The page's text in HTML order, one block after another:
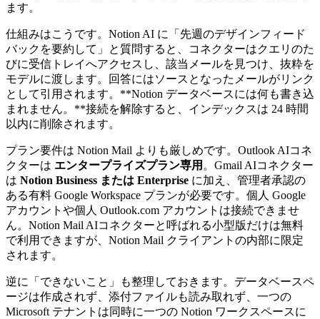
ます。
仕組みはこうです。Notion AI に「先週のデザインフィード
バックを要約して」と質問すると、コネクターはクエリのた
びに受信トレイへアクセスし、該当メールを見つけ、抜粋を
モデルに渡します。回答にはソースとなったメールがリンク
として引用されます。**Notion データベースには何も書き込
まれません。**接続を解除すると、インデックスは 24 時間
以内に削除されます。
プラン要件は Notion Mail よりも厳しめです。Outlook AIコネ
クターは エンタープライズプラン専用 。Gmail AIコネクター
は Notion Business または Enterprise に加え、管理者承認の
ある有料 Google Workspace プランが必要です。個人 Google
アカウントや個人 Outlook.com アカウントは接続できませ
ん。Notion Mail AIコネクターと呼ばれる小型版だけは無料
で利用できますが、Notion Mail クライアントの内部に限定
されます。
逆に「できないこと」も整理しておきます。データベースペ
ージは作成されず、添付ファイルも読み取れず、一つの
Microsoft テナントは同時に一つの Notion ワークスペースに